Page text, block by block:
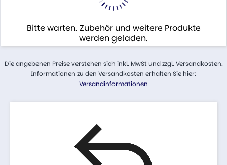
Bitte warten. Zubehör und weitere Produkte
werden geladen.
Die angebenen Preise verstehen sich inkl. MwSt und zzgl. Versandkosten.
Informationen zu den Versandkosten erhalten Sie hier:
Versandinformationen